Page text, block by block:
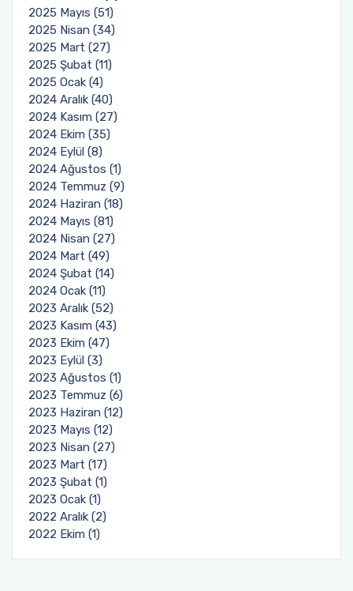
2025 Mayıs (51)
2025 Nisan (34)
2025 Mart (27)
2025 Şubat (11)
2025 Ocak (4)
2024 Aralık (40)
2024 Kasım (27)
2024 Ekim (35)
2024 Eylül (8)
2024 Ağustos (1)
2024 Temmuz (9)
2024 Haziran (18)
2024 Mayıs (81)
2024 Nisan (27)
2024 Mart (49)
2024 Şubat (14)
2024 Ocak (11)
2023 Aralık (52)
2023 Kasım (43)
2023 Ekim (47)
2023 Eylül (3)
2023 Ağustos (1)
2023 Temmuz (6)
2023 Haziran (12)
2023 Mayıs (12)
2023 Nisan (27)
2023 Mart (17)
2023 Şubat (1)
2023 Ocak (1)
2022 Aralık (2)
2022 Ekim (1)